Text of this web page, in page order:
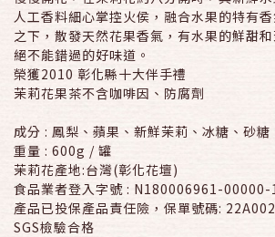
人工香料細心掌控火侯，融合水果的特有
之下，散發天然花果香氣，有水果的鮮甜
絕不能錯過的好味道。
榮獲2010 彰化縣十大伴手禮
茉莉花果茶不含咖啡因、防腐劑
成分 : 鳳梨、蘋果、新鮮茉莉、冰糖、砂糖
重量 : 600g / 罐
茉莉花產地:台灣(彰化花壇)
食品業者登入字號 : N180006961-00000-
產品已投保產品責任險，保單號碼:
SGS檢驗合格